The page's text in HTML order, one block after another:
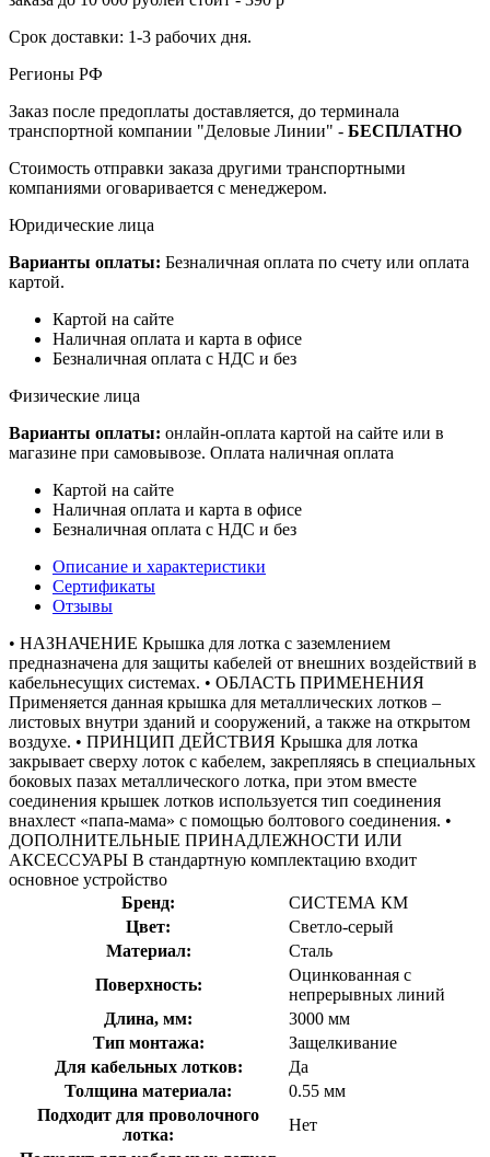
Срок доставки: 1-3 рабочих дня.
Регионы РФ
Заказ после предоплаты доставляется, до терминала
транспортной компании "Деловые Линии" - БЕСПЛАТНО
Стоимость отправки заказа другими транспортными
компаниями оговаривается с менеджером.
Юридические лица
Варианты оплаты: Безналичная оплата по счету или оплата
картой.
Картой на сайте
Наличная оплата и карта в офисе
Безналичная оплата с НДС и без
Физические лица
Варианты оплаты: онлайн-оплата картой на сайте или в
магазине при самовывозе. Оплата наличная оплата
Картой на сайте
Наличная оплата и карта в офисе
Безналичная оплата с НДС и без
Описание и характеристики
Сертификаты
Отзывы
• НАЗНАЧЕНИЕ Крышка для лотка с заземлением
предназначена для защиты кабелей от внешних воздействий в
кабельнесущих системах. • ОБЛАСТЬ ПРИМЕНЕНИЯ
Применяется данная крышка для металлических лотков –
листовых внутри зданий и сооружений, а также на открытом
воздухе. • ПРИНЦИП ДЕЙСТВИЯ Крышка для лотка
закрывает сверху лоток с кабелем, закрепляясь в специальных
боковых пазах металлического лотка, при этом вместе
соединения крышек лотков используется тип соединения
внахлест «папа-мама» с помощью болтового соединения. •
ДОПОЛНИТЕЛЬНЫЕ ПРИНАДЛЕЖНОСТИ ИЛИ
АКСЕССУАРЫ В стандартную комплектацию входит
основное устройство
Бренд:
СИСТЕМА КМ
Цвет:
Светло-серый
Материал:
Сталь
Поверхность:
Оцинкованная с
непрерывных линий
Длина, мм:
3000 мм
Тип монтажа:
Защелкивание
Для кабельных лотков:
Да
Толщина материала:
0.55 мм
Подходит для проволочного
лотка:
Нет